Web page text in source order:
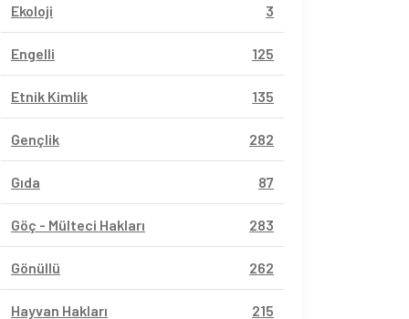
Ekoloji 3
Engelli 125
Etnik Kimlik 135
Gençlik 282
Gıda 87
Göç - Mülteci Hakları 283
Gönüllü 262
Hayvan Hakları 215